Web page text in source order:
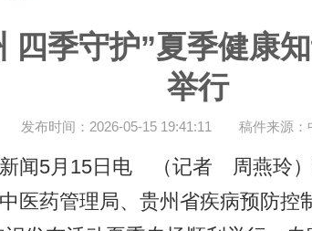
四季守护”夏季健康
举行
发布时间：2026-05-15 19:41:11 稿件来源：
5月15日电 （记者 周燕玲）
医药管理局、贵州省疾病预防控